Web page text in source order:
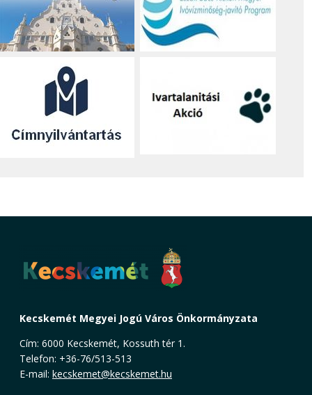
Kecskemét Megyei Jogú Város Önkormányzata
Cím: 6000 Kecskemét, Kossuth tér 1.
Telefon: +36-76/513-513
E-mail: kecskemet@kecskemet.hu